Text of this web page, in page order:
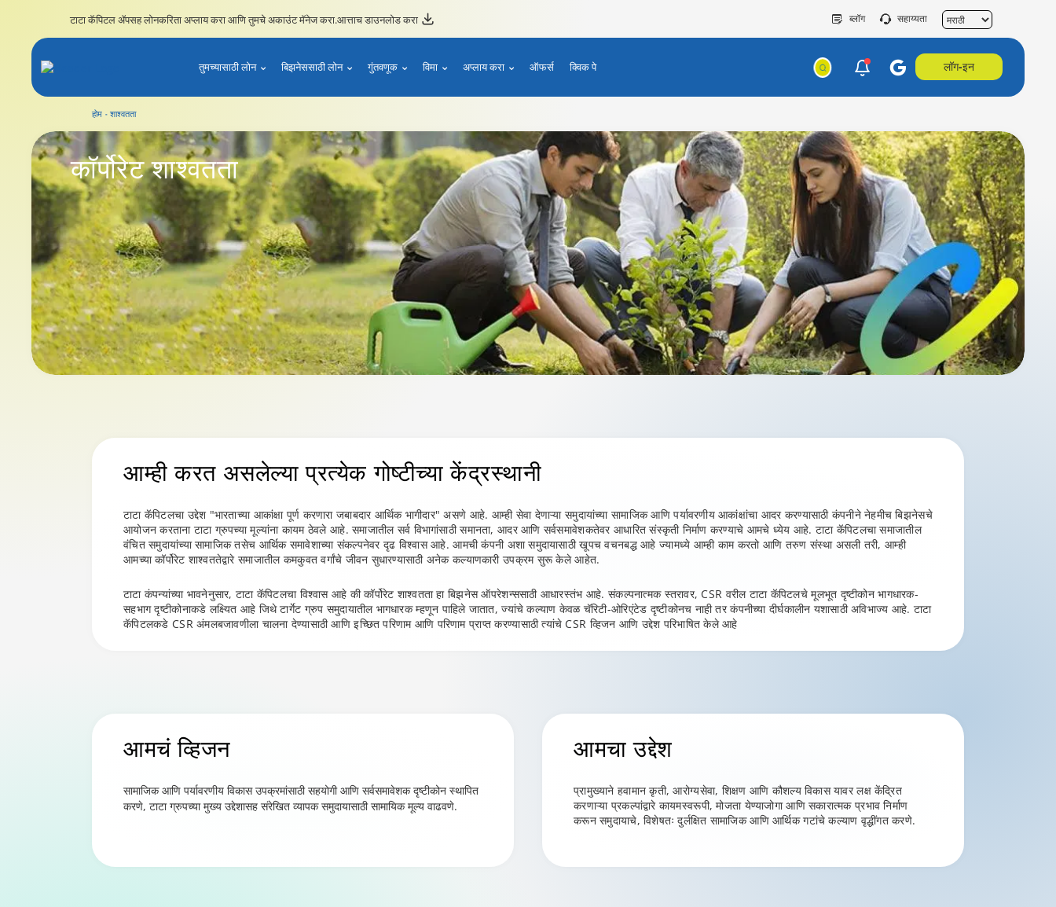
टाटा कॅपिटल ॲपसह लोनकरिता अप्लाय करा आणि तुमचे अकाउंट मॅनेज करा.आत्ताच डाउनलोड करा ब्लॉग सहाय्यता
तुमच्यासाठी लोन बिझनेससाठी लोन गुंतवणूक विमा अप्लाय करा ऑफर्स क्विक पे लॉग-इन
होम शाश्वतता
कॉर्पोरेटशाश्वतता
कॉर्पोरेट शाश्वतता
आम्ही करत असलेल्या प्रत्येक गोष्टीच्या केंद्रस्थानी
टाटा कॅपिटलचा उद्देश "भारताच्या आकांक्षा पूर्ण करणारा जबाबदार आर्थिक भागीदार" असणे आहे. आम्ही सेवा देणाऱ्या समुदायांच्या सामाजिक आणि पर्यावरणीय आकांक्षांचा आदर करण्यासाठी कंपनीने नेहमीच बिझनेसचे
आयोजन करताना टाटा ग्रुपच्या मूल्यांना कायम ठेवले आहे. समाजातील सर्व विभागांसाठी समानता, आदर आणि सर्वसमावेशकतेवर आधारित संस्कृती निर्माण करण्याचे आमचे ध्येय आहे. टाटा कॅपिटलचा समाजातील
वंचित समुदायांच्या सामाजिक तसेच आर्थिक समावेशाच्या संकल्पनेवर दृढ विश्वास आहे. आमची कंपनी अशा समुदायासाठी खूपच वचनबद्ध आहे ज्यामध्ये आम्ही काम करतो आणि तरुण संस्था असली तरी, आम्ही
आमच्या कॉर्पोरेट शाश्वततेद्वारे समाजातील कमकुवत वर्गांचे जीवन सुधारण्यासाठी अनेक कल्याणकारी उपक्रम सुरू केले आहेत.
टाटा कंपन्यांच्या भावनेनुसार, टाटा कॅपिटलचा विश्वास आहे की कॉर्पोरेट शाश्वतता हा बिझनेस ऑपरेशन्ससाठी आधारस्तंभ आहे. संकल्पनात्मक स्तरावर, CSR वरील टाटा कॅपिटलचे मूलभूत दृष्टीकोन भागधारक-
सहभाग दृष्टीकोनाकडे लक्ष्यित आहे जिथे टार्गेट ग्रुप समुदायातील भागधारक म्हणून पाहिले जातात, ज्यांचे कल्याण केवळ चॅरिटी-ओरिएंटेड दृष्टीकोनच नाही तर कंपनीच्या दीर्घकालीन यशासाठी अविभाज्य आहे. टाटा
कॅपिटलकडे CSR अंमलबजावणीला चालना देण्यासाठी आणि इच्छित परिणाम आणि परिणाम प्राप्त करण्यासाठी त्यांचे CSR व्हिजन आणि उद्देश परिभाषित केले आहे
आमचंव्हिजन
सामाजिक आणि पर्यावरणीय विकास उपक्रमांसाठी सहयोगी आणि सर्वसमावेशक दृष्टीकोन स्थापित
करणे, टाटा ग्रुपच्या मुख्य उद्देशासह संरेखित व्यापक समुदायासाठी सामायिक मूल्य वाढवणे.
आमचाउद्देश
प्रामुख्याने हवामान कृती, आरोग्यसेवा, शिक्षण आणि कौशल्य विकास यावर लक्ष केंद्रित
करणाऱ्या प्रकल्पांद्वारे कायमस्वरूपी, मोजता येण्याजोगा आणि सकारात्मक प्रभाव निर्माण
करून समुदायाचे, विशेषतः दुर्लक्षित सामाजिक आणि आर्थिक गटांचे कल्याण वृद्धींगत करणे.